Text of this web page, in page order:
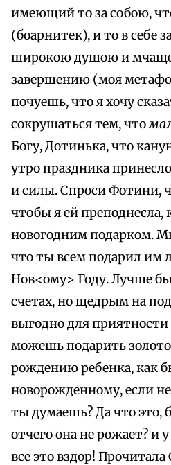
имеющий то за собою,
(боарнитек), и то в себе
широкою душою и
завершению (моя
почуешь, что я хочу
сокрушаться тем, что
Богу, Дотинька, что
утро праздника
и силы. Спроси Фотини,
чтобы я ей преподнесла,
новогодним подарком.
что ты всем подарил им
Нов<ому> Году. Лучше
счетах, но щедрым на
выгодно для
можешь подарить
рождению ребенка, как
новорожденному, если
ты думаешь? Да что это,
отчего она не рожает? и
все это вздор!